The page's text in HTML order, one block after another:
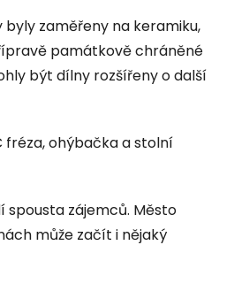
zaměřeny na keramiku,
památkově chráněné
být dílny rozšířeny o další
fréza, ohýbačka a stolní
spousta zájemců. Město
může začít i nějaký